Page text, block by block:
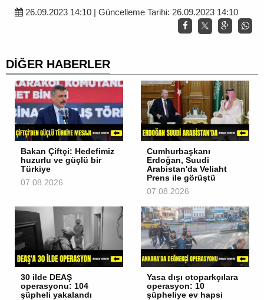
26.09.2023 14:10 | Güncelleme Tarihi: 26.09.2023 14:10
DİĞER HABERLER
Bakan Çiftçi: Hedefimiz
huzurlu ve güçlü bir
Türkiye
07.08.2026
Cumhurbaşkanı
Erdoğan, Suudi
Arabistan'da Veliaht
Prens ile görüştü
07.08.2026
30 ilde DEAŞ
operasyonu: 104
şüpheli yakalandı
Yasa dışı otoparkçılara
operasyon: 10
şüpheliye ev hapsi